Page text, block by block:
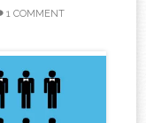
1 COMMENT